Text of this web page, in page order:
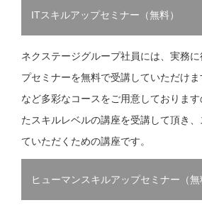
ITスキルアップセミナー（無料）
ネクステージグループ社員には、実務
プセミナーを無料で受講していただけ
など多彩なコースをご用意しておりま
たスキルレベルの講座を受講して頂き
ていただくための講座です。
ヒューマンスキルアップセミナー（無